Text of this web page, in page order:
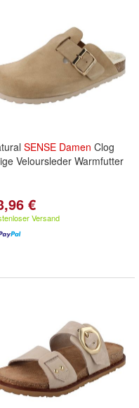
SENSE Damen Clog
Veloursleder Warmfutter
€
Versand